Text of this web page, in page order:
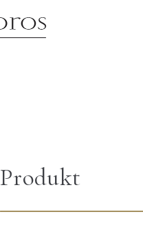
Produkt